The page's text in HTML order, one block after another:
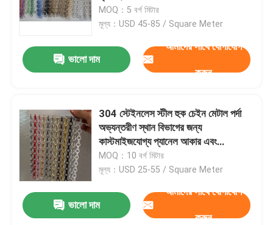
ছিদ্রযুক্ত ধাতু তারের জাল
বোনা তারের কাপড়
ধাতব তারের বেড়া
ঝালাই তারের জাল
ধাতু নিরাপত্তা জাল
MOQ：5 বর্গ মিটার
মূল্য：USD 45-85 / Square Meter
ভালো দাম
আমাদের সাথে যোগাযোগ
করুন
304 স্টেইনলেস স্টীল হুক চেইন মেটাল পর্দা
অভ্যন্তরীণ স্থান বিভাগের জন্য
কাস্টমাইজযোগ্য প্যানেল আকার এবং
interlocking নকশা সঙ্গে
MOQ：10 বর্গ মিটার
মূল্য：USD 25-55 / Square Meter
ভালো দাম
আমাদের সাথে যোগাযোগ
করুন